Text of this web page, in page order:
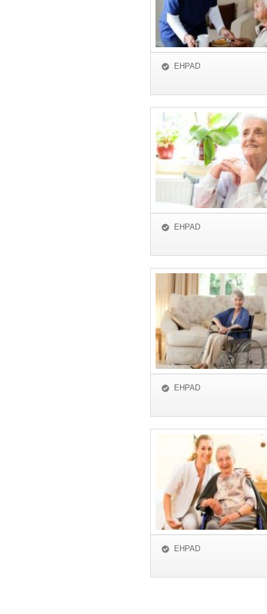
EHPAD
EHPAD
EHPAD
EHPAD